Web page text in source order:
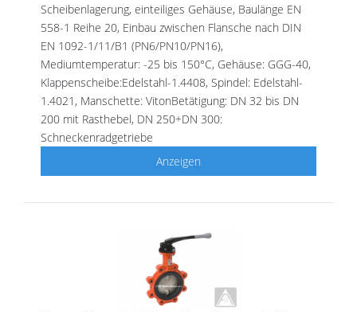
Scheibenlagerung, einteiliges Gehäuse, Baulänge EN
558-1 Reihe 20, Einbau zwischen Flansche nach DIN
EN 1092-1/11/B1 (PN6/PN10/PN16),
Mediumtemperatur: -25 bis 150°C, Gehäuse: GGG-40,
Klappenscheibe:Edelstahl-1.4408, Spindel: Edelstahl-
1.4021, Manschette: VitonBetätigung: DN 32 bis DN
200 mit Rasthebel, DN 250+DN 300:
Schneckenradgetriebe
Anzeigen